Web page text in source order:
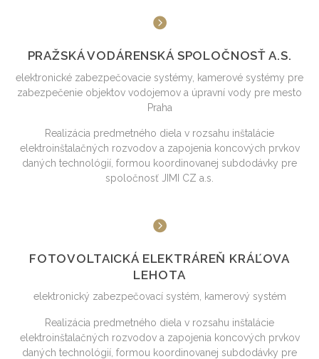
PRAŽSKÁ VODÁRENSKÁ SPOLOČNOSŤ A.S.
elektronické zabezpečovacie systémy, kamerové systémy pre
zabezpečenie objektov vodojemov a úpravní vody pre mesto
Praha
Realizácia predmetného diela v rozsahu inštalácie
elektroinštalačných rozvodov a zapojenia koncových prvkov
daných technológií, formou koordinovanej subdodávky pre
spoločnosť JIMI CZ a.s.
FOTOVOLTAICKÁ ELEKTRÁREŇ KRÁĽOVA
LEHOTA
elektronický zabezpečovací systém, kamerový systém
Realizácia predmetného diela v rozsahu inštalácie
elektroinštalačných rozvodov a zapojenia koncových prvkov
daných technológií, formou koordinovanej subdodávky pre